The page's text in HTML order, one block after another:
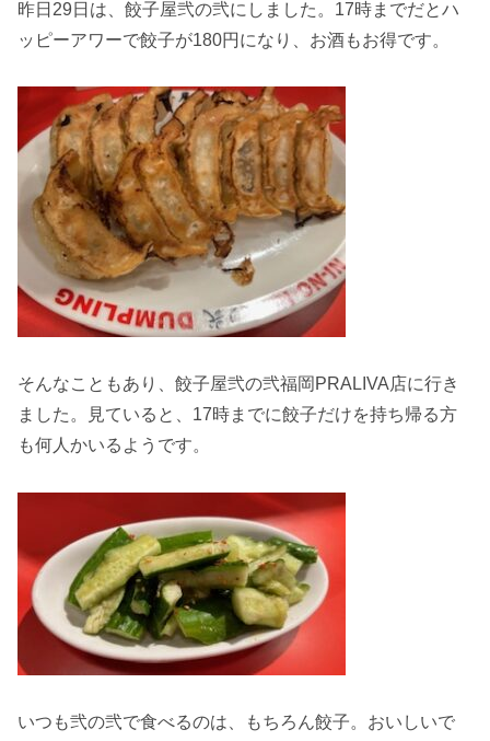
昨日29日は、餃子屋弐の弐にしました。17時までだとハ
ッピーアワーで餃子が180円になり、お酒もお得です。
そんなこともあり、餃子屋弐の弐福岡PRALIVA店に行き
ました。見ていると、17時までに餃子だけを持ち帰る方
も何人かいるようです。
いつも弐の弐で食べるのは、もちろん餃子。おいしいで